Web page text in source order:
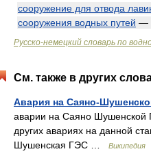
сооружение для отвода
сооружения водных путей —
Русско-немецкий словарь по
См. также в других
Авария на Саяно-
аварии на Саяно
других авариях на данной
Шушенская ГЭС …
Википедия